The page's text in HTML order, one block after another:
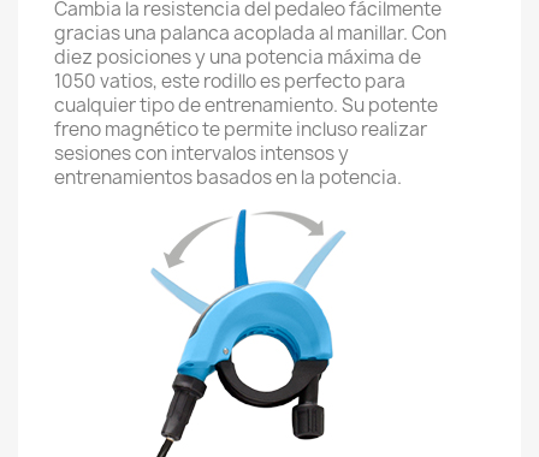
Cambia la resistencia del pedaleo fácilmente
gracias una palanca acoplada al manillar. Con
diez posiciones y una potencia máxima de
1050 vatios, este rodillo es perfecto para
cualquier tipo de entrenamiento. Su potente
freno magnético te permite incluso realizar
sesiones con intervalos intensos y
entrenamientos basados en la potencia.